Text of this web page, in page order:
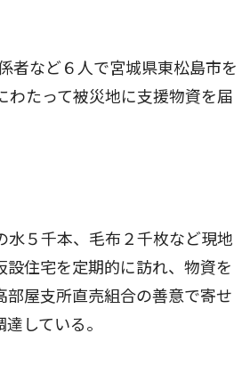
者など６人で宮城県東松島市を
わたって被災地に支援物資を届
５千本、毛布２千枚など現地
住宅を定期的に訪れ、物資を
屋支所直売組合の善意で寄せ
している。